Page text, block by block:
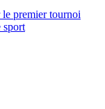
premier tournoi
sport